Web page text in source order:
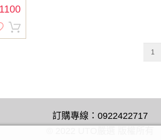
1100
1
訂購專線：0922422717